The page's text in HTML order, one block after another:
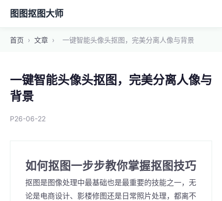
图图抠图大师
首页 › 文章 › 一键智能头像头抠图，完美分离人像与背景
一键智能头像头抠图，完美分离人像与
背景
P26-06-22
如何抠图一步步教你掌握抠图技巧
抠图是图像处理中最基础也是最重要的技能之一，无
论是电商设计、影楼修图还是日常照片处理，都离不